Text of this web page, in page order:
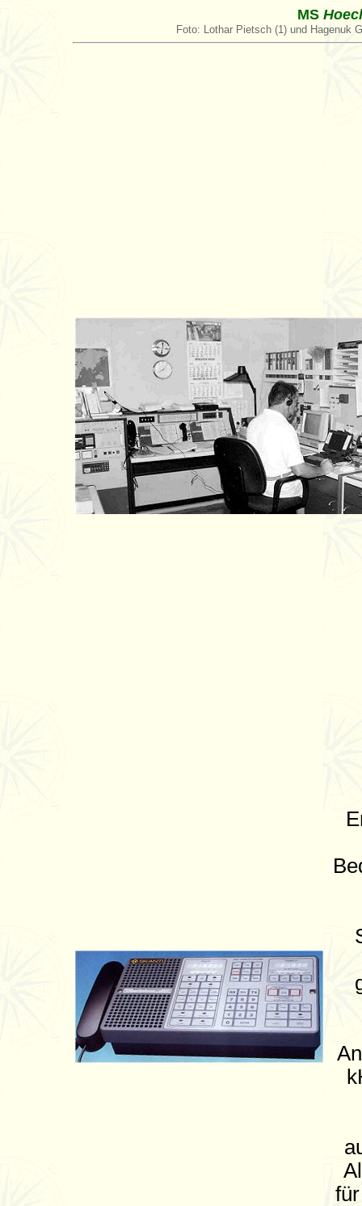
MS
Foto: Lothar Pietsch (1) und Hagenuk